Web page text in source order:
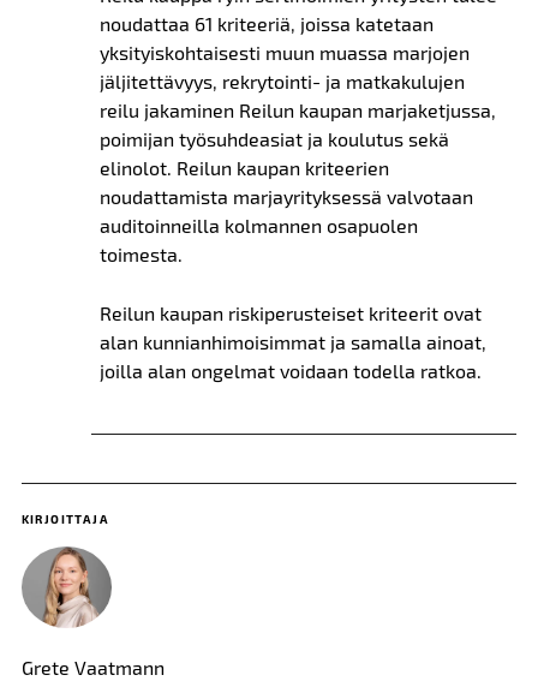
noudattaa 61 kriteeriä, joissa katetaan
yksityiskohtaisesti muun muassa marjojen
jäljitettävyys, rekrytointi- ja matkakulujen
reilu jakaminen Reilun kaupan marjaketjussa,
poimijan työsuhdeasiat ja koulutus sekä
elinolot. Reilun kaupan kriteerien
noudattamista marjayrityksessä valvotaan
auditoinneilla kolmannen osapuolen
toimesta.
Reilun kaupan riskiperusteiset kriteerit ovat
alan kunnianhimoisimmat ja samalla ainoat,
joilla alan ongelmat voidaan todella ratkoa.
KIRJOITTAJA
Grete Vaatmann